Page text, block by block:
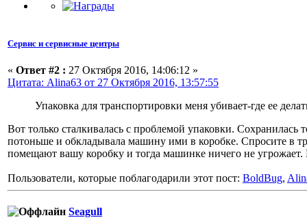
Сервис и сервисные центры
« Ответ #2 : 27 Октября 2016, 14:06:12 »
Цитата: Alina63 от 27 Октября 2016, 13:57:55
Упаковка для транспортировки меня убивает-где ее
Вот только сталкивалась с проблемой упаковки.
потоньше и обкладывала машину ими в коробке. Спросите в
помещают вашу коробку и тогда машинке ничего не
Пользователи, которые поблагодарили этот пост: BoldBug,
Seagull